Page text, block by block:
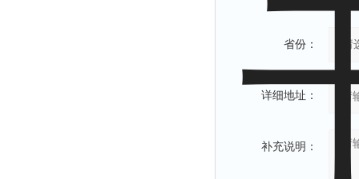
省份：
详细地址：
补充说明：